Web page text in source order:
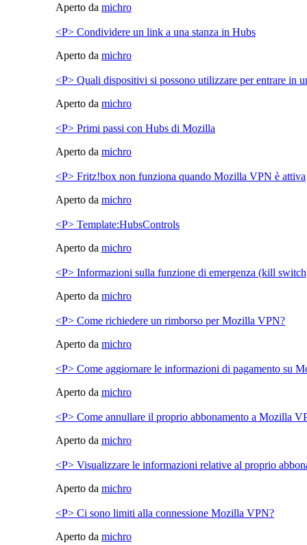
Aperto da michro
<P> Condividere un link a una stanza in Hubs
Aperto da michro
<P> Quali dispositivi si possono utilizzare per entrare in
Aperto da michro
<P> Primi passi con Hubs di Mozilla
Aperto da michro
<P> Fritz!box non funziona quando Mozilla VPN è attiva
Aperto da michro
<P> Template:HubsControls
Aperto da michro
<P> Informazioni sulla funzione di emergenza (kill
Aperto da michro
<P> Come richiedere un rimborso per Mozilla VPN?
Aperto da michro
<P> Come aggiornare le informazioni di pagamento su
Aperto da michro
<P> Come annullare il proprio abbonamento a Mozilla
Aperto da michro
<P> Visualizzare le informazioni relative al proprio
Aperto da michro
<P> Ci sono limiti alla connessione Mozilla VPN?
Aperto da michro